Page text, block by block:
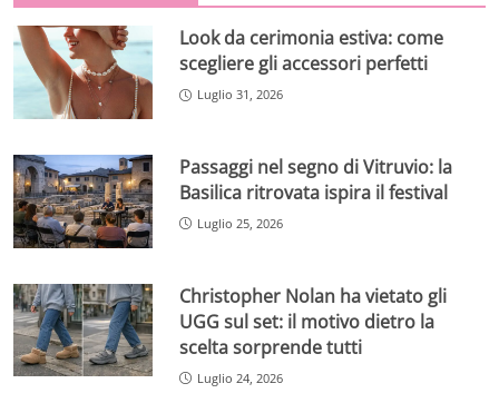
Look da cerimonia estiva: come
scegliere gli accessori perfetti
Luglio 31, 2026
Passaggi nel segno di Vitruvio: la
Basilica ritrovata ispira il festival
Luglio 25, 2026
Christopher Nolan ha vietato gli
UGG sul set: il motivo dietro la
scelta sorprende tutti
Luglio 24, 2026